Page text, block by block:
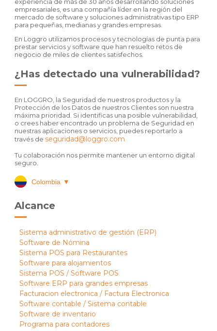
empresariales, es una compañía líder en la región del
mercado de software y soluciones administrativas tipo ERP
para pequeñas, medianas y grandes empresas.
En Loggro utilizamos procesos y tecnologías de punta para
prestar servicios y software que han resuelto retos de
negocio de miles de clientes satisfechos.
¿Has detectado una vulnerabilidad?
En LOGGRO, la Seguridad de nuestros productos y la
Protección de los Datos de nuestros Clientes son nuestra
máxima prioridad. Si identificas una posible vulnerabilidad,
o crees haber encontrado un problema de Seguridad en
nuestras aplicaciones o servicios, puedes reportarlo a
través de seguridad@loggro.com
Tu colaboración nos permite mantener un entorno digital
seguro.
Colombia ▼
Alcance
Sistema administrativo de gestión (ERP)
Software de Nómina
Sistema POS para Restaurantes
Software para alojamientos
Sistema POS / Software POS
Software ERP para grandes empresas
Facturacion electronica / Factura Electronica
Software contable / Sistema contable
Software de inventario
Programa para contadores